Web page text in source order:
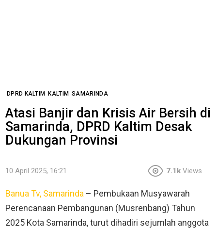
DPRD KALTIM KALTIM SAMARINDA
Atasi Banjir dan Krisis Air Bersih di
Samarinda, DPRD Kaltim Desak
Dukungan Provinsi
10 April 2025, 16:21 7.1k Views
Banua Tv, Samarinda – Pembukaan Musyawarah
Perencanaan Pembangunan (Musrenbang) Tahun
2025 Kota Samarinda, turut dihadiri sejumlah anggota